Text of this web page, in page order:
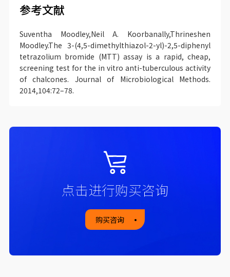
参考文献
Suventha Moodley,Neil A. Koorbanally,Thrineshen
Moodley.The 3-(4,5-dimethylthiazol-2-yl)-2,5-diphenyl
tetrazolium bromide (MTT) assay is a rapid, cheap,
screening test for the in vitro anti-tuberculous activity
of chalcones. Journal of Microbiological Methods.
2014,104:72–78.
点击进行购买咨询
购买咨询